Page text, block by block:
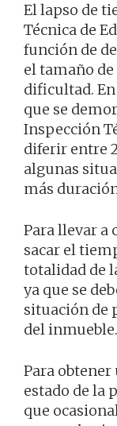
El lapso de
Técnica de
función de
el tamaño
dificultad.
que se
Inspección
diferir entre
algunas
más
Para llevar a
sacar el
totalidad de
ya que se
situación de
del inmueble.
Para
estado de la
que